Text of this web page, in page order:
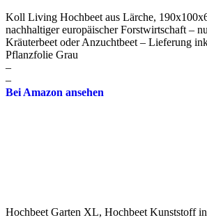
Koll Living Hochbeet aus Lärche,
nachhaltiger europäischer Forstwirtschaft –
Kräuterbeet oder Anzuchtbeet – Lieferung
Pflanzfolie Grau
–
–
Bei Amazon ansehen
Hochbeet Garten XL, Hochbeet Kunststoff